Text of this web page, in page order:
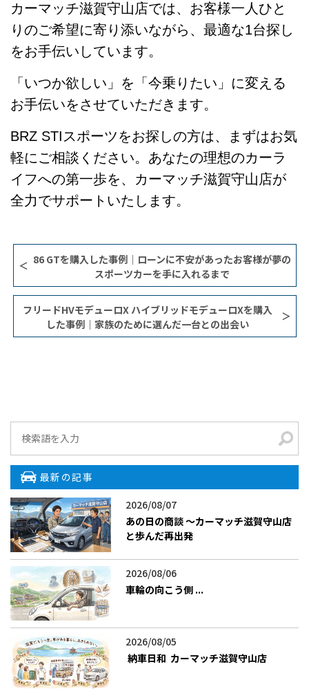
カーマッチ滋賀守山店では、お客様一人ひと
りのご希望に寄り添いながら、最適な1台探し
をお手伝いしています。
「いつか欲しい」を「今乗りたい」に変える
お手伝いをさせていただきます。
BRZ STIスポーツをお探しの方は、まずはお気
軽にご相談ください。あなたの理想のカーラ
イフへの第一歩を、カーマッチ滋賀守山店が
全力でサポートいたします。
86 GTを購入した事例｜ローンに不安があったお客様が夢の
スポーツカーを手に入れるまで
フリードHVモデューロX ハイブリッドモデューロXを購入
した事例｜家族のために選んだ一台との出会い
最新の記事
2026/08/07
あの日の商談 〜カーマッチ滋賀守山店
と歩んだ再出発
2026/08/06
車輪の向こう側 ――...
2026/08/05
​ 納車日和 ―― カーマッチ滋賀守山店